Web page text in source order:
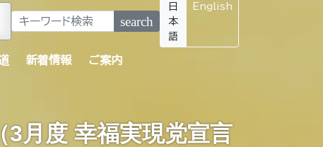
search
日
本
語
English
新着情報 ご案内
月度 幸福実現党宣言